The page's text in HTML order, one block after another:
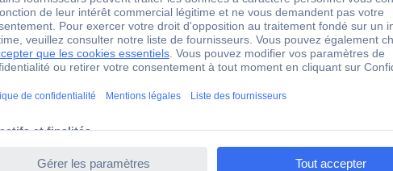
32 mm Polyamide 6 125 mm avec trou central